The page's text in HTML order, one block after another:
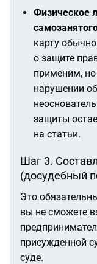
Физическое
карту
о защите
применим,
нарушении
защиты
на статьи.
Шаг 3.
(досудебный
Это
вы не сможете
присужденной
суде.